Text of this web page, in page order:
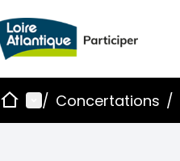
AccueilMenu principal
/ Concertations /